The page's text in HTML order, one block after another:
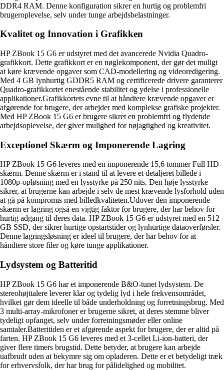
DDR4 RAM. Denne konfiguration sikrer en hurtig og problemfri
brugeroplevelse, selv under tunge arbejdsbelastninger.
Kvalitet og Innovation i Grafikken
HP ZBook 15 G6 er udstyret med det avancerede Nvidia Quadro-
grafikkort. Dette grafikkort er en nøglekomponent, der gør det muligt
at køre krævende opgaver som CAD-modellering og videoredigering.
Med 4 GB lynhurtig GDDR5 RAM og certificerede drivere garanterer
Quadro-grafikkortet enestående stabilitet og ydelse i professionelle
applikationer.Grafikkortets evne til at håndtere krævende opgaver er
afgørende for brugere, der arbejder med komplekse grafiske projekter.
Med HP ZBook 15 G6 er brugere sikret en problemfri og flydende
arbejdsoplevelse, der giver mulighed for nøjagtighed og kreativitet.
Exceptionel Skærm og Imponerende Lagring
HP ZBook 15 G6 leveres med en imponerende 15,6 tommer Full HD-
skærm. Denne skærm er i stand til at levere et detaljeret billede i
1080p-opløsning med en lysstyrke på 250 nits. Den høje lysstyrke
sikrer, at brugerne kan arbejde i selv de mest krævende lysforhold uden
at gå på kompromis med billedkvaliteten.Udover den imponerende
skærm er lagring også en vigtig faktor for brugere, der har behov for
hurtig adgang til deres data. HP ZBook 15 G6 er udstyret med en 512
GB SSD, der sikrer hurtige opstartstider og lynhurtige dataoverførsler.
Denne lagringsløsning er ideel til brugere, der har behov for at
håndtere store filer og køre tunge applikationer.
Lydsystem og Batteritid
HP ZBook 15 G6 har et imponerende B&O-tunet lydsystem. De
stereohøjttalere leverer klar og tydelig lyd i hele frekvensområdet,
hvilket gør dem ideelle til både underholdning og forretningsbrug. Med
3 multi-array-mikrofoner er brugerne sikret, at deres stemme bliver
tydeligt opfanget, selv under forretningsmøder eller online
samtaler.Batteritiden er et afgørende aspekt for brugere, der er altid på
farten. HP ZBook 15 G6 leveres med et 3-cellet Li-ion-batteri, der
giver flere timers brugstid. Dette betyder, at brugere kan arbejde
uafbrudt uden at bekymre sig om opladeren. Dette er et betydeligt træk
for erhvervsfolk, der har brug for pålidelighed og mobilitet.